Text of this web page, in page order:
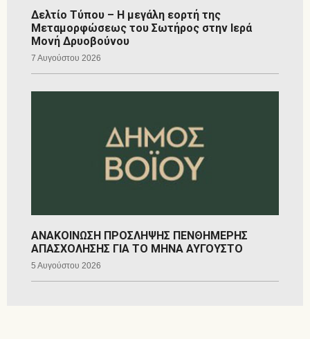
Δελτίο Τύπου – Η μεγάλη εορτή της
Μεταμορφώσεως του Σωτήρος στην Ιερά
Μονή Δρυοβούνου
7 Αυγούστου 2026
ΑΝΑΚΟΙΝΩΣΗ ΠΡΟΣΛΗΨΗΣ ΠΕΝΘΗΜΕΡΗΣ
ΑΠΑΣΧΟΛΗΣΗΣ ΓΙΑ ΤΟ ΜΗΝΑ ΑΥΓΟΥΣΤΟ
5 Αυγούστου 2026